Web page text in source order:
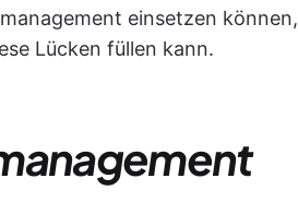
einsetzen können,
Lücken füllen kann.